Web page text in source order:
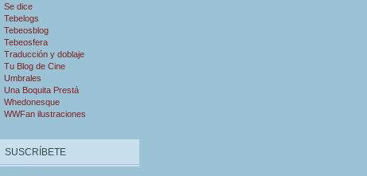
Se dice
Tebelogs
Tebeosblog
Tebeosfera
Traducción y doblaje
Tu Blog de Cine
Umbrales
Una Boquita Prestá
Whedonesque
WWFan ilustraciones
SUSCRÍBETE